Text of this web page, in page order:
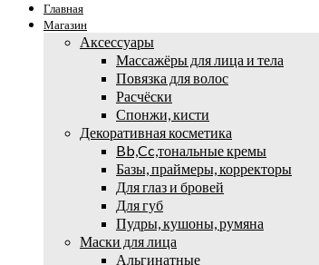
Главная
Магазин
Аксессуары
Массажёры для лица и тела
Повязка для волос
Расчёски
Спонжи, кисти
Декоративная косметика
Bb,Cc,тональные кремы
Базы, праймеры, корректоры
Для глаз и бровей
Для губ
Пудры, кушоны, румяна
Маски для лица
Альгинатные